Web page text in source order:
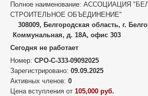
Полное наименование: АССОЦИАЦИЯ
СТРОИТЕЛЬНОЕ ОБЪЕДИНЕНИЕ"
308009, Белгородская область, г.
Коммунальная, д. 18А, офис 303
Сегодня не работает
Номер: СРО-С-333-09092025
Зарегистрировано: 09.09.2025
Активных членов: 0
Цена вступления от 105,000 руб.